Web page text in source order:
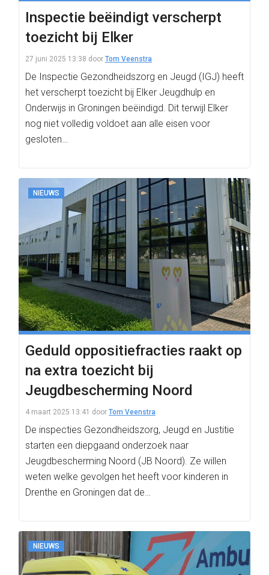
Inspectie beëindigt verscherpt
toezicht bij Elker
27 juni 2025 13:38 door Tom Veenstra
De Inspectie Gezondheidszorg en Jeugd (IGJ) heeft
het verscherpt toezicht bij Elker Jeugdhulp en
Onderwijs in Groningen beëindigd. Dit terwijl Elker
nog niet volledig voldoet aan alle eisen voor
gesloten…
NIEUWS
Geduld oppositiefracties raakt op
na extra toezicht bij
Jeugdbescherming Noord
4 maart 2025 13:41 door Tom Veenstra
De inspecties Gezondheidszorg, Jeugd en Justitie
starten een diepgaand onderzoek naar
Jeugdbescherming Noord (JB Noord). Ze willen
weten welke gevolgen het heeft voor kinderen in
Drenthe en Groningen dat de…
NIEUWS